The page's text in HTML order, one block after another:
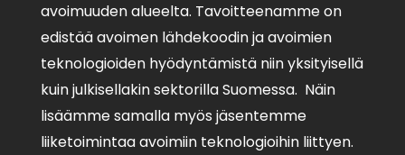
avoimuuden alueelta. Tavoitteenamme on
edistää avoimen lähdekoodin ja avoimien
teknologioiden hyödyntämistä niin yksityisellä
kuin julkisellakin sektorilla Suomessa. Näin
lisäämme samalla myös jäsentemme
liiketoimintaa avoimiin teknologioihin liittyen.